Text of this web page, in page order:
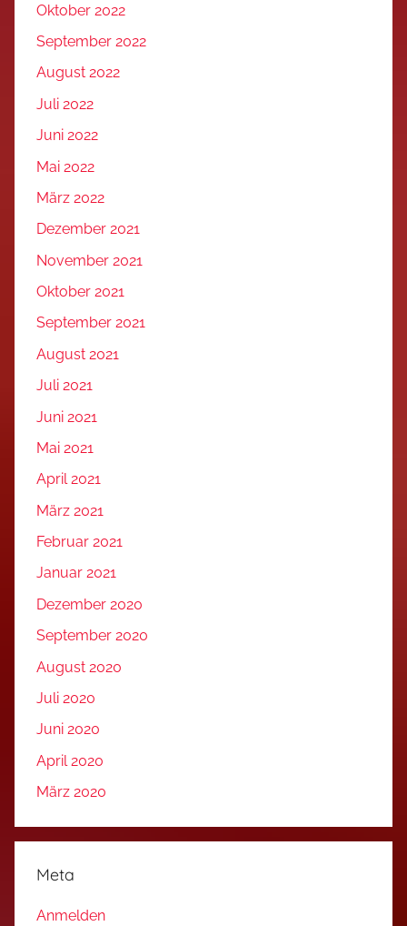
Oktober 2022
September 2022
August 2022
Juli 2022
Juni 2022
Mai 2022
März 2022
Dezember 2021
November 2021
Oktober 2021
September 2021
August 2021
Juli 2021
Juni 2021
Mai 2021
April 2021
März 2021
Februar 2021
Januar 2021
Dezember 2020
September 2020
August 2020
Juli 2020
Juni 2020
April 2020
März 2020
Meta
Anmelden